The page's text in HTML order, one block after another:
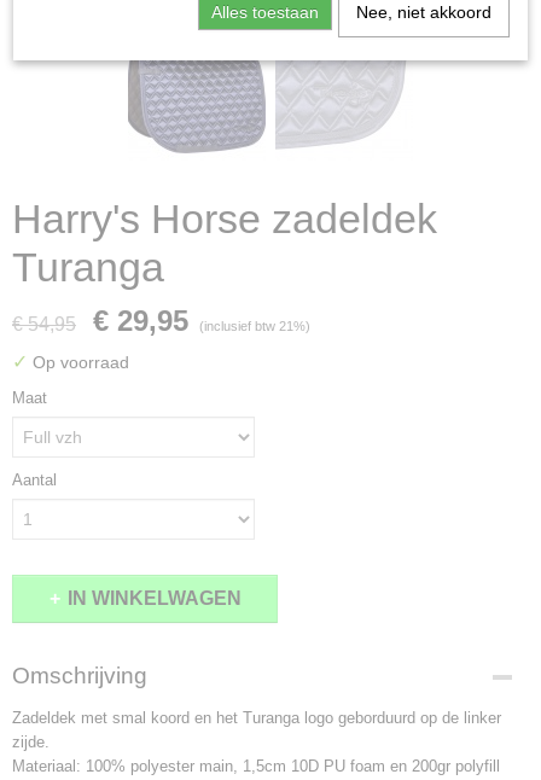
Harry's Horse zadeldek
Turanga
€ 54,95 € 29,95 (inclusief btw 21%)
✓ Op voorraad
Maat
Aantal
IN WINKELWAGEN
Omschrijving
Zadeldek met smal koord en het Turanga logo geborduurd op de linker
zijde.
Materiaal: 100% polyester main, 1,5cm 10D PU foam en 200gr polyfill
Alles toestaan Nee, niet akkoord